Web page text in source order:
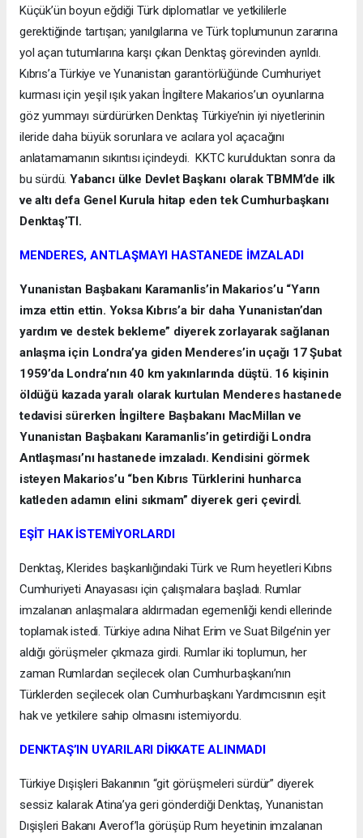
Küçük’ün boyun eğdiği Türk diplomatlar ve yetkililerle
gerektiğinde tartışan; yanılgılarına ve Türk toplumunun zararına
yol açan tutumlarına karşı çıkan Denktaş görevinden ayrıldı.
Kıbrıs’a Türkiye ve Yunanistan garantörlüğünde Cumhuriyet
kurması için yeşil ışık yakan İngiltere Makarios’un oyunlarına
göz yummayı sürdürürken Denktaş Türkiye’nin iyi niyetlerinin
ileride daha büyük sorunlara ve acılara yol açacağını
anlatamamanın sıkıntısı içindeydi. KKTC kurulduktan sonra da
bu sürdü.Yabancı ülke Devlet Başkanı olarak TBMM’de ilk
ve altı defa Genel Kurula hitap eden tek Cumhurbaşkanı
Denktaş’TI.
MENDERES, ANTLAŞMAYI HASTANEDE İMZALADI
Yunanistan Başbakanı Karamanlis’in Makarios’u “Yarın
imza ettin ettin. Yoksa Kıbrıs’a bir daha Yunanistan’dan
yardım ve destek bekleme” diyerek zorlayarak sağlanan
anlaşma için Londra’ya giden Menderes’in uçağı 17 Şubat
1959’da Londra’nın 40 km yakınlarında düştü. 16 kişinin
öldüğü kazada yaralı olarak kurtulan Menderes hastanede
tedavisi sürerken İngiltere Başbakanı MacMillan ve
Yunanistan Başbakanı Karamanlis’in getirdiği Londra
Antlaşması’nı hastanede imzaladı. Kendisini görmek
isteyen Makarios’u “ben Kıbrıs Türklerini hunharca
katleden adamın elini sıkmam” diyerek geri çevirdİ.
EŞİT HAK İSTEMİYORLARDI
Denktaş, Klerides başkanlığındaki Türk ve Rum heyetleri Kıbrıs
Cumhuriyeti Anayasası için çalışmalara başladı. Rumlar
imzalanan anlaşmalara aldırmadan egemenliği kendi ellerinde
toplamak istedi. Türkiye adına Nihat Erim ve Suat Bilge’nin yer
aldığı görüşmeler çıkmaza girdi. Rumlar iki toplumun, her
zaman Rumlardan seçilecek olan Cumhurbaşkanı’nın
Türklerden seçilecek olan Cumhurbaşkanı Yardımcısının eşit
hak ve yetkilere sahip olmasını istemiyordu.
DENKTAŞ’IN UYARILARI DİKKATE ALINMADI
Türkiye Dışişleri Bakanının “git görüşmeleri sürdür” diyerek
sessiz kalarak Atina’ya geri gönderdiği Denktaş, Yunanistan
Dışişleri Bakanı Averof’la görüşüp Rum heyetinin imzalanan